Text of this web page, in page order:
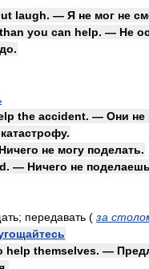
laugh. — Я не мог не
you can help. — Не
the accident. — Они не
не могу поделать.
— Ничего не
передавать ( за
help themselves. —